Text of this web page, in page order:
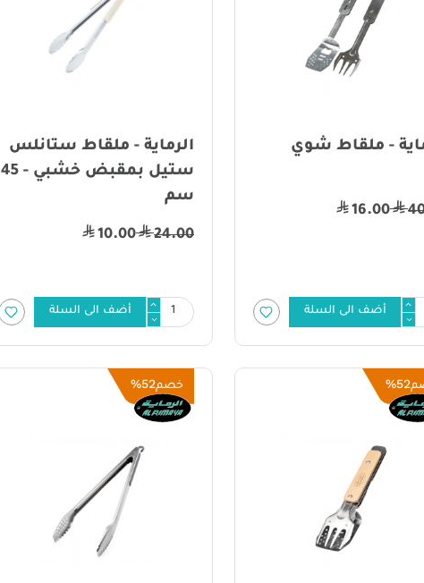
- ملقاط شوي
16.00
أضف الى السلة
الرماية - ملقاط ستانلس
ستيل بمقبض خشبي - 45
سم
24.00
10.00
أضف الى السلة
52% خصم52%